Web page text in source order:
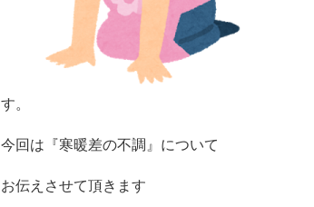
す。
今回は『寒暖差の不調』について
お伝えさせて頂きます